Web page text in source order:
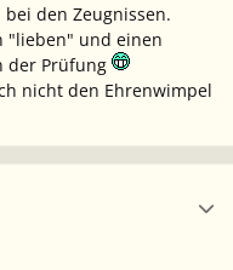
den Zeugnissen.
"lieben" und einen
der Prüfung
nicht den Ehrenwimpel